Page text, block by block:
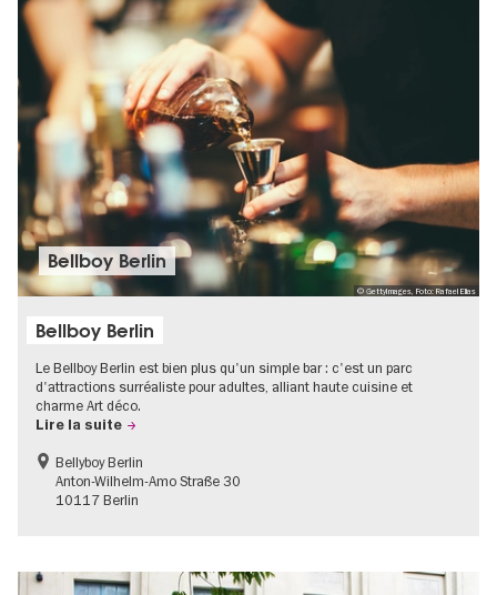
© GettyImages, Foto: Rafael Elias
Bellboy Berlin
Bellboy Berlin
Le Bellboy Berlin est bien plus qu'un simple bar : c'est un parc
d'attractions surréaliste pour adultes, alliant haute cuisine et
charme Art déco.
Lire la suite
Bellyboy Berlin
Anton-Wilhelm-Amo Straße 30
10117 Berlin